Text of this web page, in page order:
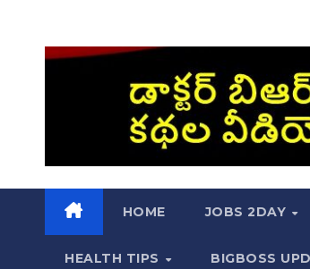
HOME JOBS 2DAY
HEALTH TIPS BIGBOSS